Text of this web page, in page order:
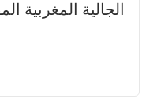
الجالية المغربية